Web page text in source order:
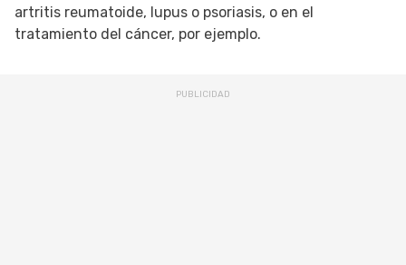
artritis reumatoide, lupus o psoriasis, o en el
tratamiento del cáncer, por ejemplo.